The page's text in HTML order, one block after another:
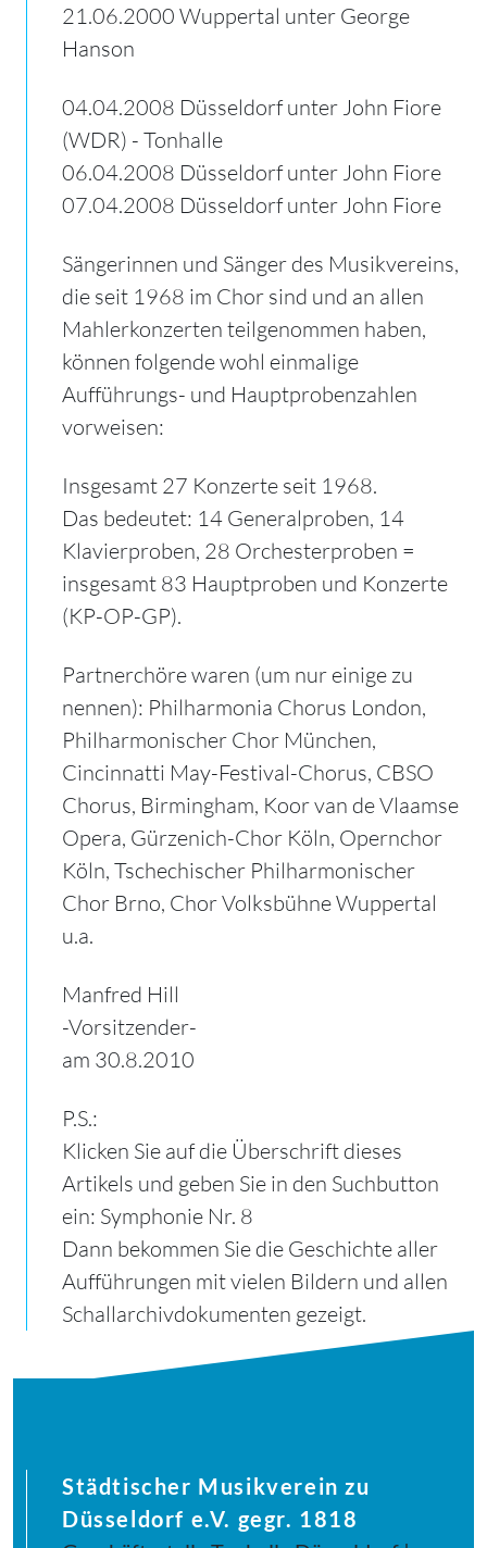
21.06.2000 Wuppertal unter George
Hanson
04.04.2008 Düsseldorf unter John Fiore
(WDR) - Tonhalle
06.04.2008 Düsseldorf unter John Fiore
07.04.2008 Düsseldorf unter John Fiore
Sängerinnen und Sänger des Musikvereins,
die seit 1968 im Chor sind und an allen
Mahlerkonzerten teilgenommen haben,
können folgende wohl einmalige
Aufführungs- und Hauptprobenzahlen
vorweisen:
Insgesamt 27 Konzerte seit 1968.
Das bedeutet: 14 Generalproben, 14
Klavierproben, 28 Orchesterproben =
insgesamt 83 Hauptproben und Konzerte
(KP-OP-GP).
Partnerchöre waren (um nur einige zu
nennen): Philharmonia Chorus London,
Philharmonischer Chor München,
Cincinnatti May-Festival-Chorus, CBSO
Chorus, Birmingham, Koor van de Vlaamse
Opera, Gürzenich-Chor Köln, Opernchor
Köln, Tschechischer Philharmonischer
Chor Brno, Chor Volksbühne Wuppertal
u.a.
Manfred Hill
-Vorsitzender-
am 30.8.2010
P.S.:
Klicken Sie auf die Überschrift dieses
Artikels und geben Sie in den Suchbutton
ein: Symphonie Nr. 8
Dann bekommen Sie die Geschichte aller
Aufführungen mit vielen Bildern und allen
Schallarchivdokumenten gezeigt.
Städtischer Musikverein zu
Düsseldorf e.V. gegr. 1818